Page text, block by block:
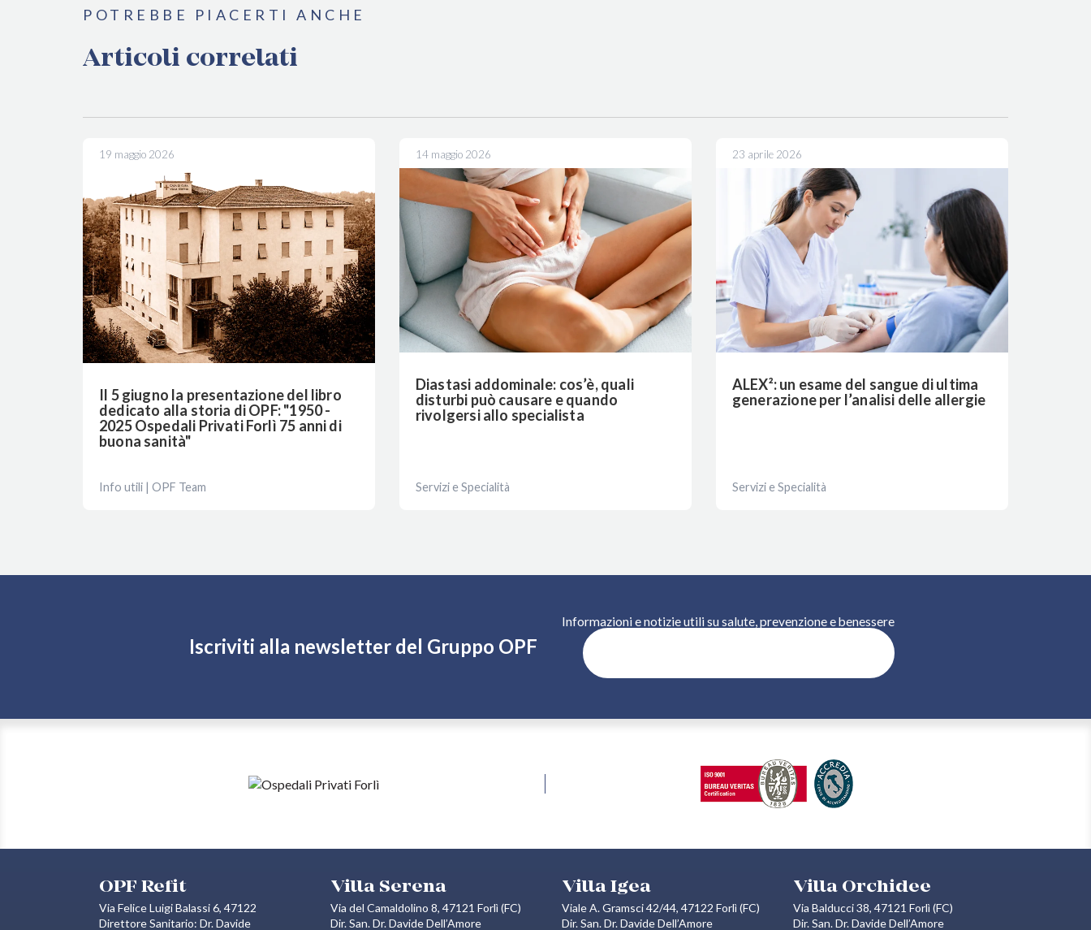
POTREBBE PIACERTI ANCHE
Articoli correlati
19 maggio 2026
Il 5 giugno la presentazione del libro
dedicato alla storia di OPF: "1950 -
2025 Ospedali Privati Forlì 75 anni di
buona sanità"
Info utili | OPF Team
14 maggio 2026
Diastasi addominale: cos’è, quali
disturbi può causare e quando
rivolgersi allo specialista
Servizi e Specialità
23 aprile 2026
ALEX²: un esame del sangue di ultima
generazione per l’analisi delle allergie
Servizi e Specialità
Iscriviti alla newsletter del Gruppo OPF
Informazioni e notizie utili su salute, prevenzione e benessere
OPF Refit
Via Felice Luigi Balassi 6, 47122
Direttore Sanitario: Dr. Davide
Villa Serena
Via del Camaldolino 8, 47121 Forlì (FC)
Dir. San. Dr. Davide Dell’Amore
Villa Igea
Viale A. Gramsci 42/44, 47122 Forlì (FC)
Dir. San. Dr. Davide Dell’Amore
Villa Orchidee
Via Balducci 38, 47121 Forlì (FC)
Dir. San. Dr. Davide Dell’Amore